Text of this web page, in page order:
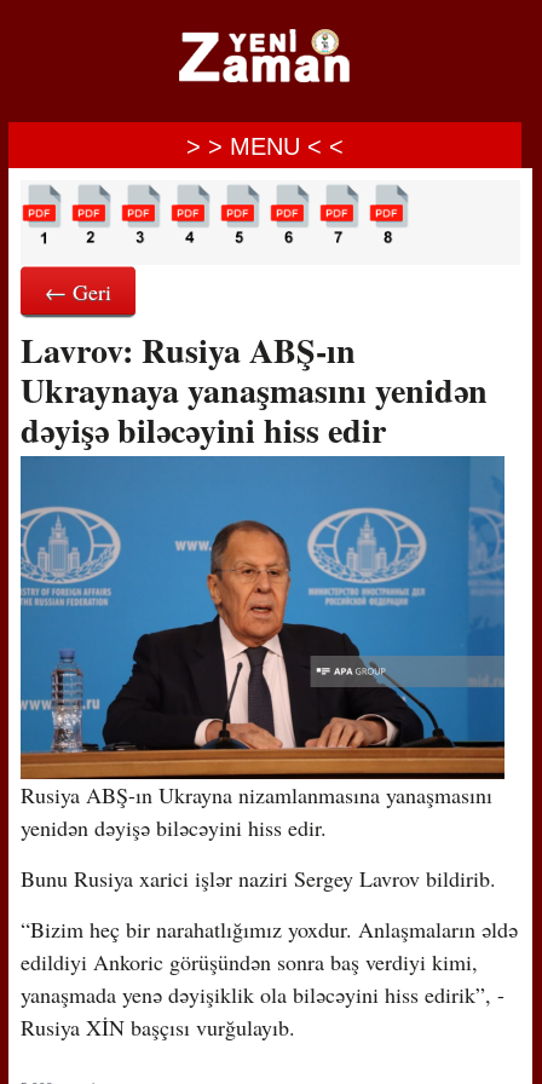
> > MENU < <
← Geri
Lavrov: Rusiya ABŞ-ın
Ukraynaya yanaşmasını yenidən
dəyişə biləcəyini hiss edir
Rusiya ABŞ-ın Ukrayna nizamlanmasına yanaşmasını
yenidən dəyişə biləcəyini hiss edir.
Bunu Rusiya xarici işlər naziri Sergey Lavrov bildirib.
“Bizim heç bir narahatlığımız yoxdur. Anlaşmaların əldə
edildiyi Ankoric görüşündən sonra baş verdiyi kimi,
yanaşmada yenə dəyişiklik ola biləcəyini hiss edirik”, -
Rusiya XİN başçısı vurğulayıb.